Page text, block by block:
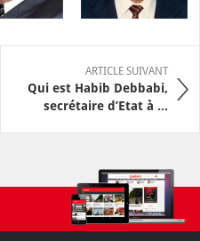
ARTICLE SUIVANT
Qui est Habib Debbabi,
secrétaire d’Etat à ...